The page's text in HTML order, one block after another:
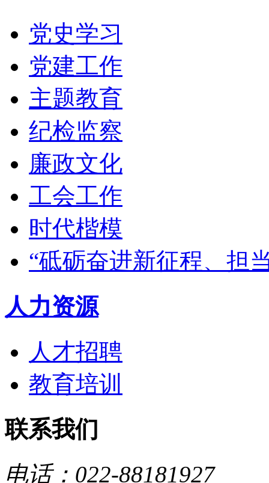
党史学习
党建工作
主题教育
纪检监察
廉政文化
工会工作
时代楷模
“砥砺奋进新征程、担
人力资源
人才招聘
教育培训
联系我们
电话：022-88181927